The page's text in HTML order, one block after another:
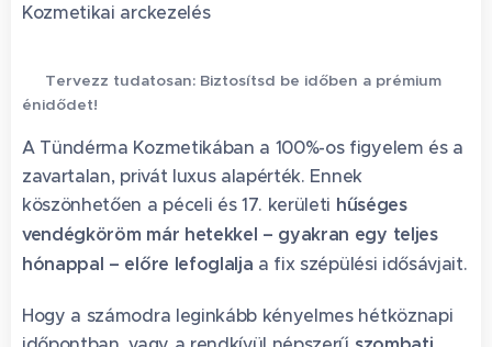
Kozmetikai arckezelés
📅 Tervezz tudatosan: Biztosítsd be időben a prémium
énidődet!
A Tündérma Kozmetikában a 100%-os figyelem és a
zavartalan, privát luxus alapérték. Ennek
köszönhetően a péceli és 17. kerületi hűséges
vendégköröm már hetekkel – gyakran egy teljes
hónappal – előre lefoglalja a fix szépülési idősávjait.
Hogy a számodra leginkább kényelmes hétköznapi